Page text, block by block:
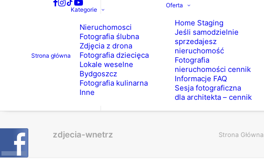
Strona główna
Kategorie
Nieruchomosci
Fotografia ślubna
Zdjęcia z drona
Fotografia dziecięca
Lokale weselne
Bydgoszcz
Fotografia kulinarna
Inne
Oferta
Home Staging
Jeśli samodzielnie
sprzedajesz
nieruchomość
Fotografia
nieruchomości cennik
Informacje FAQ
Sesja fotograficzna
dla architekta – cennik
zdjecia-wnetrz Strona Główna